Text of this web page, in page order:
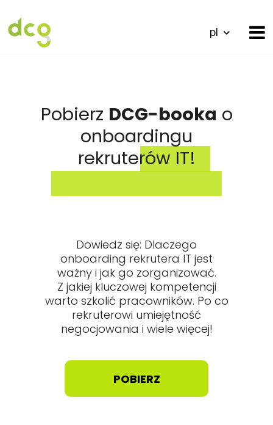
pl
Pobierz DCG-booka o
onboardingu
rekruterów IT!
Dowiedz się: Dlaczego
onboarding rekrutera IT jest
ważny i jak go zorganizować.
Z jakiej kluczowej kompetencji
warto szkolić pracowników. Po co
rekruterowi umiejętność
negocjowania i wiele więcej!
POBIERZ